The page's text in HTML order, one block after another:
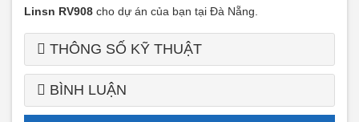
Linsn RV908 cho dự án của bạn tại Đà Nẵng.
THÔNG SỐ KỸ THUẬT
BÌNH LUẬN